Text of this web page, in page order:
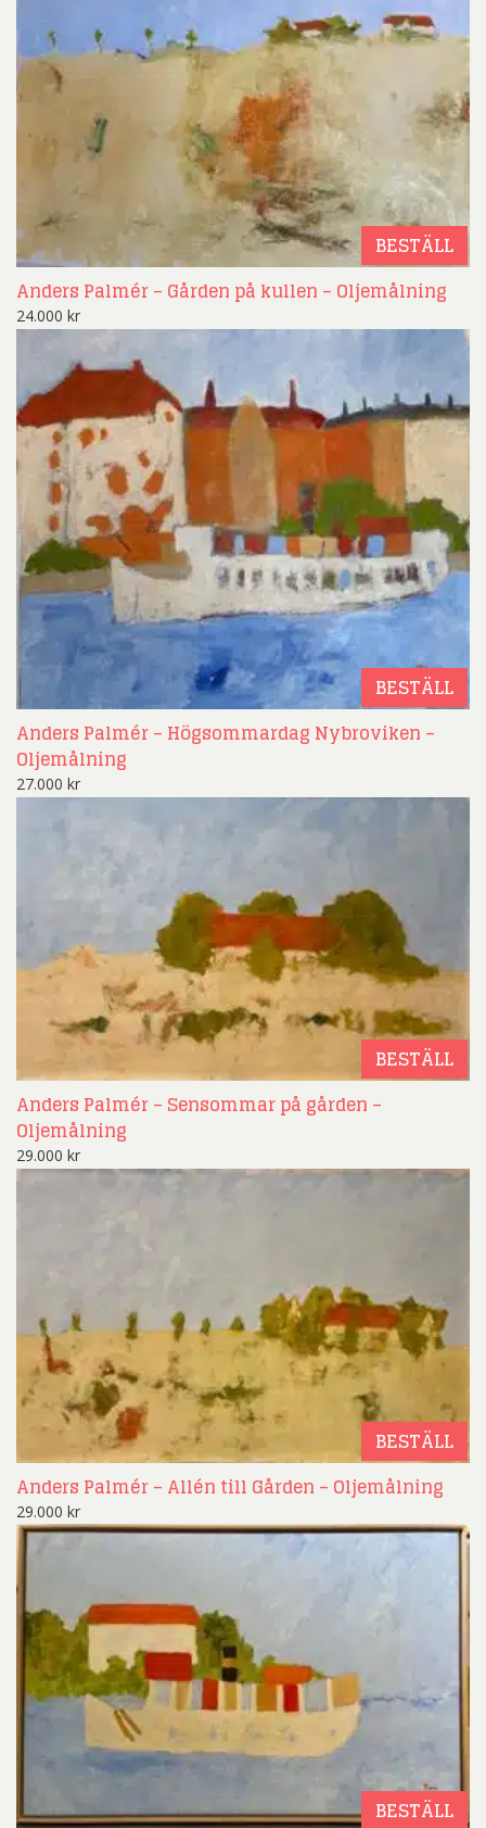
BESTÄLL
Anders Palmér – Gården på kullen – Oljemålning
24.000 kr
BESTÄLL
Anders Palmér – Högsommardag Nybroviken –
Oljemålning
27.000 kr
BESTÄLL
Anders Palmér – Sensommar på gården –
Oljemålning
29.000 kr
BESTÄLL
Anders Palmér – Allén till Gården – Oljemålning
29.000 kr
BESTÄLL